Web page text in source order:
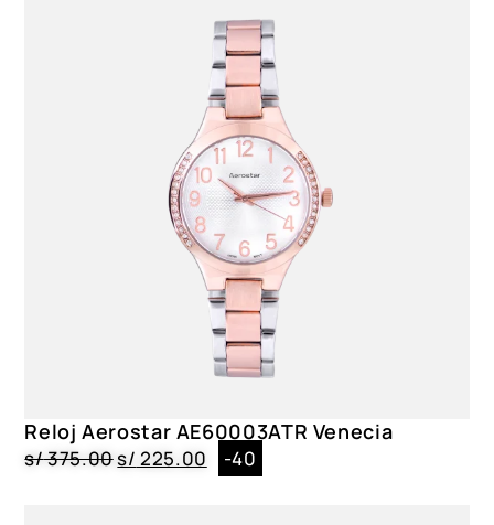
Reloj Aerostar AE60003ATR Venecia
s/375.00s/ 225.00 -40